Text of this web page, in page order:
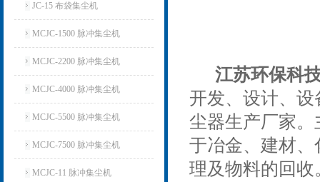
JC-15 布袋集尘机
MCJC-1500 脉冲集尘机
MCJC-2200 脉冲集尘机
MCJC-4000 脉冲集尘机
MCJC-5500 脉冲集尘机
MCJC-7500 脉冲集尘机
MCJC-11 脉冲集尘机
江苏环保科
开发、设计、
尘器生产厂家
于冶金、建材
理及物料的回收